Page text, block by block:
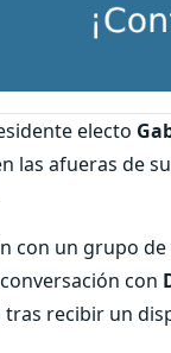
electo
las afueras de
con un grupo
con
recibir un